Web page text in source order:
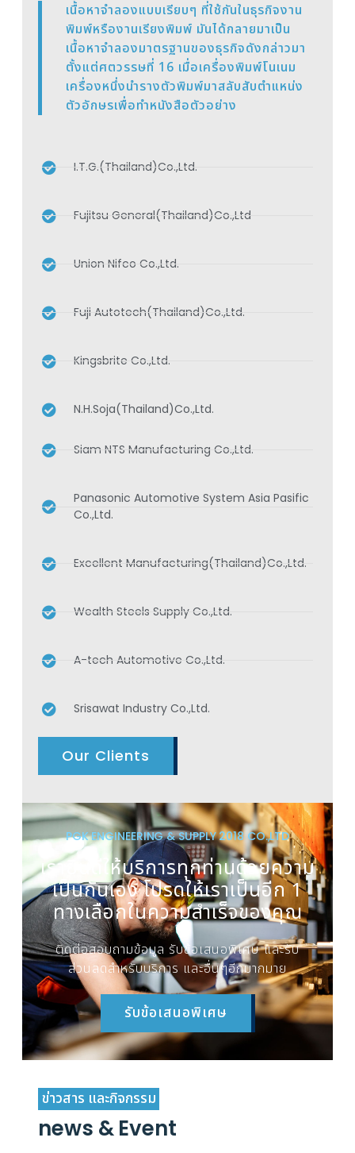
เนื้อหาจำลองแบบเรียบๆ ที่ใช้กันในธุรกิจงาน
พิมพ์หรืองานเรียงพิมพ์ มันได้กลายมาเป็น
เนื้อหาจำลองมาตรฐานของธุรกิจดังกล่าวมา
ตั้งแต่ศตวรรษที่ 16 เมื่อเครื่องพิมพ์โนเนม
เครื่องหนึ่งนำรางตัวพิมพ์มาสลับสับตำแหน่ง
ตัวอักษรเพื่อทำหนังสือตัวอย่าง
I.T.G.(Thailand)Co.,Ltd.
Fujitsu General(Thailand)Co.,Ltd
Union Nifco Co.,Ltd.
Fuji Autotech(Thailand)Co.,Ltd.
Kingsbrite Co.,Ltd.
N.H.Soja(Thailand)Co.,Ltd.
Siam NTS Manufacturing Co.,Ltd.
Panasonic Automotive System Asia Pasific
Co.,Ltd.
Excellent Manufacturing(Thailand)Co.,Ltd.
Wealth Steels Supply Co.,Ltd.
A-tech Automotive Co.,Ltd.
Srisawat Industry Co.,Ltd.
Our Clients
PGK ENGINEERING & SUPPLY 2018 CO.,LTD
เรายินดีให้บริการทุกท่านด้วยความ
เป็นกันเอง โปรดให้เราเป็นอีก 1
ทางเลือกในความสำเร็จของคุณ
ติดต่อสอบถามข้อมูล รับข้อเสนอพิเศษ และรับ
ส่วนลดสำหรับบริการ และอื่นๆอีกมากมาย
รับข้อเสนอพิเศษ
ข่าวสาร และกิจกรรม
news & Event